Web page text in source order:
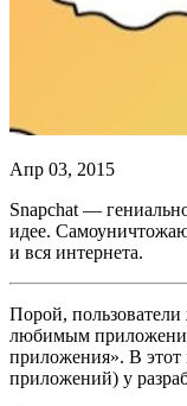
Апр 03, 2015
Snapchat —
идее.
и вся интернета.
Порой,
любимым
приложения». В этот
приложений) у